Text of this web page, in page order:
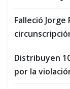
Falleció
Distribuyen
por la